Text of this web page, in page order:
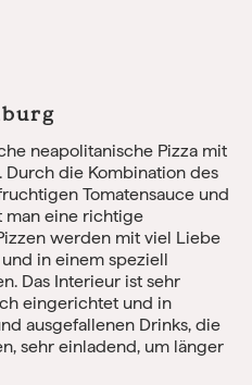
neapolitanische Pizza mit
Durch die Kombination des
Tomatensauce und
man eine richtige
werden mit viel Liebe
in einem speziell
Das Interieur ist sehr
eingerichtet und in
ausgefallenen Drinks, die
sehr einladend, um länger